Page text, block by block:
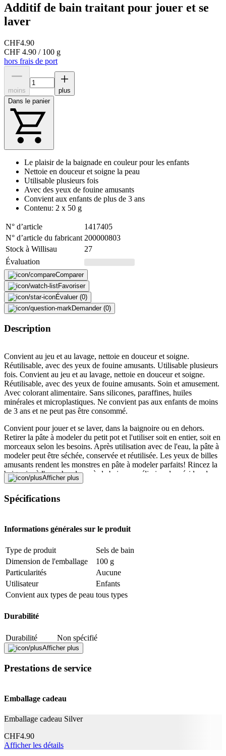
Additif de bain traitant pour jouer et se
laver
CHF4.90
CHF 4.90 / 100 g
hors frais de port
moins
plus
Dans le panier
Le plaisir de la baignade en couleur pour les enfants
Nettoie en douceur et soigne la peau
Utilisable plusieurs fois
Avec des yeux de fouine amusants
Convient aux enfants de plus de 3 ans
Contenu: 2 x 50 g
N° d’article
1417405
N° d’article du fabricant 200000803
Stock à Willisau
27
Évaluation
Comparer
Favoriser
Évaluer (0)
Demander (0)
Description
Convient au jeu et au lavage, nettoie en douceur et soigne.
Réutilisable, avec des yeux de fouine amusants. Utilisable plusieurs
fois. Convient au jeu et au lavage, nettoie en douceur et soigne.
Réutilisable, avec des yeux de fouine amusants. Soin et amusement.
Avec colorant alimentaire. Sans silicones, paraffines, huiles
minérales et microplastiques. Ne convient pas aux enfants de moins
de 3 ans et ne peut pas être consommé.
Convient pour jouer et se laver, dans la baignoire ou en dehors.
Retirer la pâte à modeler du petit pot et l'utiliser soit en entier, soit en
morceaux selon les besoins. Après utilisation avec de l'eau, la pâte à
modeler peut être séchée, conservée et réutilisée. Les yeux de billes
amusants rendent les monstres en pâte à modeler parfaits! Rincez la
baignoire à l'eau chaude après le bain pour éliminer les résidus de
produit.
En achetant plusieurs gobelets de cet article, il n'est pas garanti que
Signaler une erreur
Description
Adresse e-mail (facultatif)
Fermer le formulaire
Signaler des données erronées
Afficher plus
Spécifications
Informations générales sur le produit
Type de produit
Sels de bain
Dimension de l'emballage
100 g
Particularités
Aucune
Utilisateur
Enfants
Convient aux types de peau tous types
Durabilité
Durabilité
Non spécifié
La vie naturelle Pas de particularités
Application
Ingrédients SODIUM LAURETH SULFATE, AQUA,
Afficher plus
Prestations de service
Emballage cadeau
Emballage cadeau Silver
CHF4.90
Afficher les détails